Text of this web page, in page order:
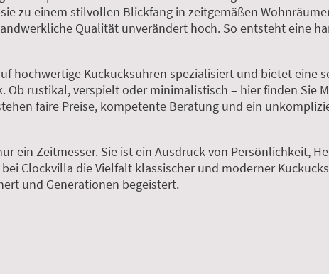
zu einem stilvollen Blickfang in zeitgemäßen
Qualität unverändert hoch. So entsteht eine
hochwertige Kuckucksuhren spezialisiert und bietet eine
Ob rustikal, verspielt oder minimalistisch – hier finden Sie
faire Preise, kompetente Beratung und ein
ein Zeitmesser. Sie ist ein Ausdruck von Persönlichkeit,
Clockvilla die Vielfalt klassischer und moderner
und Generationen begeistert.